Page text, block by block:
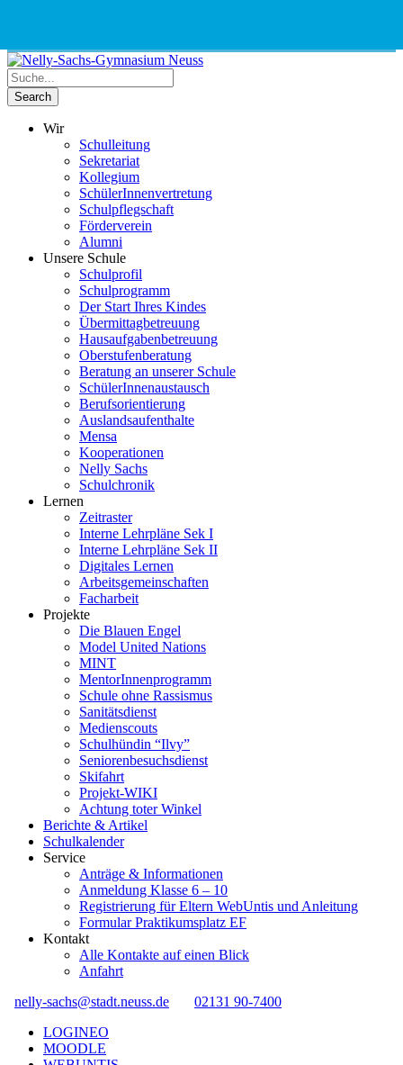
Wir
Schulleitung
Sekretariat
Kollegium
SchülerInnenvertretung
Schulpflegschaft
Förderverein
Alumni
Unsere Schule
Schulprofil
Schulprogramm
Der Start Ihres Kindes
Übermittagbetreuung
Hausaufgabenbetreuung
Oberstufenberatung
Beratung an unserer Schule
SchülerInnenaustausch
Berufsorientierung
Auslandsaufenthalte
Mensa
Kooperationen
Nelly Sachs
Schulchronik
Lernen
Zeitraster
Interne Lehrpläne Sek I
Interne Lehrpläne Sek II
Digitales Lernen
Arbeitsgemeinschaften
Facharbeit
Projekte
Die Blauen Engel
Model United Nations
MINT
MentorInnenprogramm
Schule ohne Rassismus
Sanitätsdienst
Medienscouts
Schulhündin “Ilvy”
Seniorenbesuchsdienst
Skifahrt
Projekt-WIKI
Achtung toter Winkel
Berichte & Artikel
Schulkalender
Service
Anträge & Informationen
Anmeldung Klasse 6 – 10
Registrierung für Eltern WebUntis und Anleitung
Formular Praktikumsplatz EF
Kontakt
Alle Kontakte auf einen Blick
Anfahrt
nelly-sachs@stadt.neuss.de
02131 90-7400
LOGINEO
MOODLE
Number
for
calling
Address
Maps